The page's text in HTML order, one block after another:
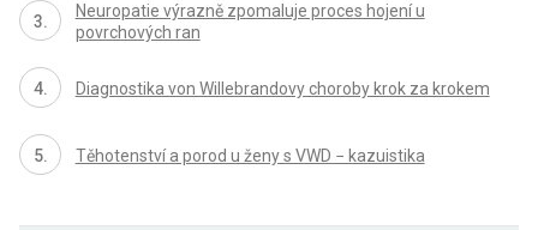
Neuropatie výrazně zpomaluje proces hojení u
povrchových ran
Diagnostika von Willebrandovy choroby krok za krokem
Těhotenství a porod u ženy s VWD − kazuistika